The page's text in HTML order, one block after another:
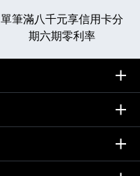
單筆滿八千元享信用卡分
期六期零利率